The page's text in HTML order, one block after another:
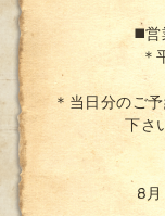
◼️営
＊
＊当日分のご
下
8